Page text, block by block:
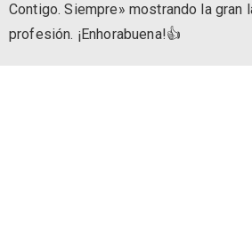
Contigo. Siempre» mostrando la gran
profesión. ¡Enhorabuena!👍